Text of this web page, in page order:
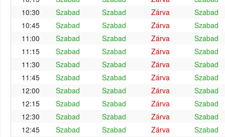
10:30
Szabad Szabad Zárva
Szabad
10:45
Szabad Szabad Zárva
Szabad
11:00
Szabad Szabad Zárva
Szabad
11:15
Szabad Szabad Zárva
Szabad
11:30
Szabad Szabad Zárva
Szabad
11:45
Szabad Szabad Zárva
Szabad
12:00
Szabad Szabad Zárva
Szabad
12:15
Szabad Szabad Zárva
Szabad
12:30
Szabad Szabad Zárva
Szabad
12:45
Szabad Szabad Zárva
Szabad